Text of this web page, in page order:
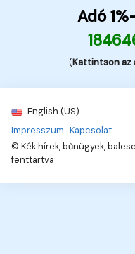
Adó
(Kattintson az
English (US)
Impresszum ·Kapcsolat ·
© Kék hírek, bűnügyek,
fenttartva